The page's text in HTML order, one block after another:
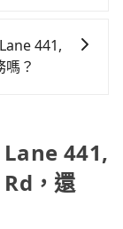
遲遲尚未歸
對於急著用
得非常不便。
服務，是絕大
，但若遇交
駁為主。 -
更加深入地
以省去您自
441,
？
再有其他陌生
乘乘客做彈
，載客數也
441,
，還